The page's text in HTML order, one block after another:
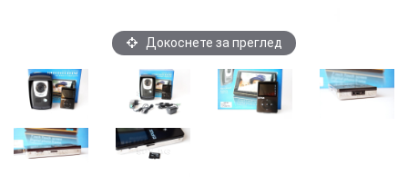
Докоснете за преглед